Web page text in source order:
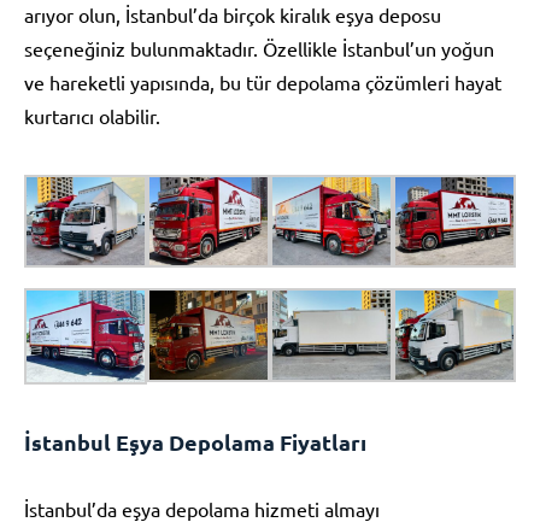
arıyor olun, İstanbul’da birçok kiralık eşya deposu
seçeneğiniz bulunmaktadır. Özellikle İstanbul’un yoğun
ve hareketli yapısında, bu tür depolama çözümleri hayat
kurtarıcı olabilir.
İstanbul Eşya Depolama Fiyatları
İstanbul’da eşya depolama hizmeti almayı